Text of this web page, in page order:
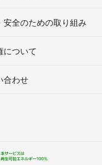
安全のための取り組み
について
合わせ